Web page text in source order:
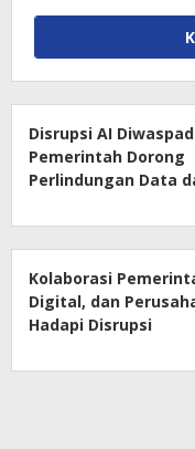
Disrupsi AI
Pemerintah Dorong
Perlindungan Data
Kolaborasi
Digital, dan
Hadapi Disrupsi